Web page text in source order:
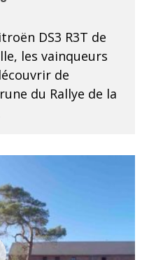
DS3 R3T de
les vainqueurs
de
du Rallye de la